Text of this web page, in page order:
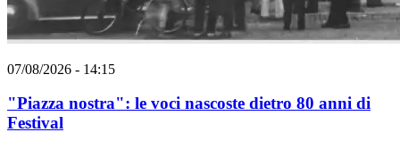
07/08/2026 - 14:15
"Piazza nostra": le voci nascoste dietro 80 anni di
Festival